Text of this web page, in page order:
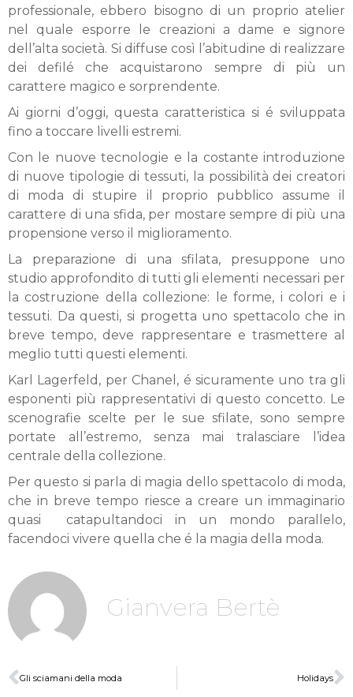
professionale, ebbero bisogno di un proprio atelier
nel quale esporre le creazioni a dame e signore
dell’alta società. Si diffuse così l’abitudine di realizzare
dei defilé che acquistarono sempre di più un
carattere magico e sorprendente.
Ai giorni d’oggi, questa caratteristica si é sviluppata
fino a toccare livelli estremi.
Con le nuove tecnologie e la costante introduzione
di nuove tipologie di tessuti, la possibilità dei creatori
di moda di stupire il proprio pubblico assume il
carattere di una sfida, per mostare sempre di più una
propensione verso il miglioramento.
La preparazione di una sfilata, presuppone uno
studio approfondito di tutti gli elementi necessari per
la costruzione della collezione: le forme, i colori e i
tessuti. Da questi, si progetta uno spettacolo che in
breve tempo, deve rappresentare e trasmettere al
meglio tutti questi elementi.
Karl Lagerfeld, per Chanel, é sicuramente uno tra gli
esponenti più rappresentativi di questo concetto. Le
scenografie scelte per le sue sfilate, sono sempre
portate all’estremo, senza mai tralasciare l’idea
centrale della collezione.
Per questo si parla di magia dello spettacolo di moda,
che in breve tempo riesce a creare un immaginario
quasi catapultandoci in un mondo parallelo,
facendoci vivere quella che é la magia della moda.
Gianvera Bertè
Gli sciamani della moda Holidays